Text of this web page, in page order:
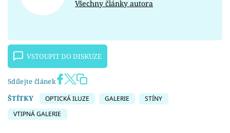
Všechny články autora
VSTOUPIT DO DISKUZE
Sdílejte článek
ŠTÍTKY
OPTICKÁ ILUZE GALERIE
STÍNY
VTIPNÁ GALERIE